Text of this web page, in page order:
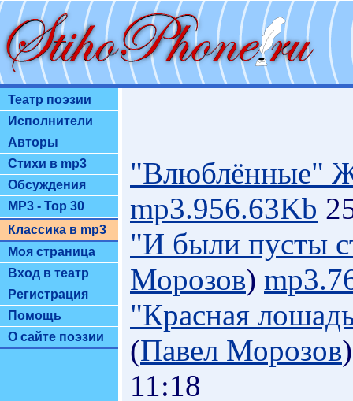
Театр поэзии
Исполнители
Авторы
Стихи в mp3
Обсуждения
MP3 - Top 30
Классика в mp3
Моя страница
Вход в театр
Регистрация
Помощь
О сайте поэзии
"Влюблённые"
mp3.956.63Kb
"И были пусты
Морозов)
"Красная
(Павел Морозов
11:18